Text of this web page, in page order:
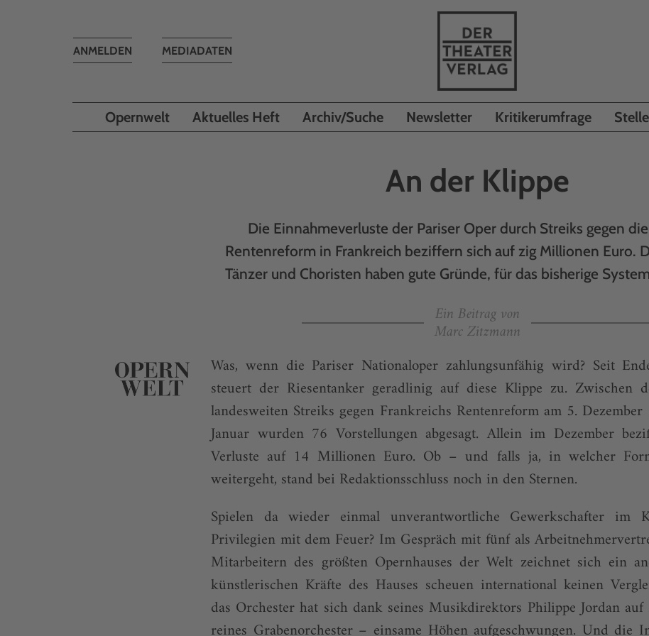
MEDIADATEN
Toggle
ANMELDEN
Opernwelt Aktuelles Heft Archiv/Suche Newsletter Kritikerumfrage
An der Klippe
Die Einnahmeverluste der Pariser Oper durch Streiks gegen
Rentenreform in Frankreich beziffern sich auf zig Millionen Euro.
Tänzer und Choristen haben gute Gründe, für das bisherige
Ein Beitrag von
Marc Zitzmann
Was, wenn die Pariser Nationaloper zahlungsunfähig wird? Seit
steuert der Riesentanker geradlinig auf diese Klippe zu. Zwischen
landesweiten Streiks gegen Frankreichs Rentenreform am 5.
Januar wurden 76 Vorstellungen abgesagt. Allein im Dezember
Verluste auf 14 Millionen Euro. Ob – und falls ja, in welcher
weitergeht, stand bei Redaktionsschluss noch in den Sternen.
Spielen da wieder einmal unverantwortliche Gewerkschafter im
Privilegien mit dem Feuer? Im Gespräch mit fünf als
Mitarbeitern des größten Opernhauses der Welt zeichnet sich ein
künstlerischen Kräfte des Hauses scheuen international keinen
das Orchester hat sich dank seines Musikdirektors Philippe Jordan
reines Grabenorchester – einsame Höhen aufgeschwungen. Und die